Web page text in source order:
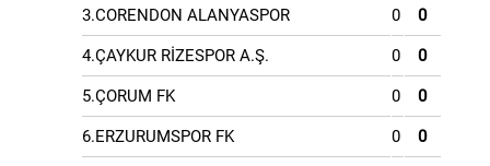
3.CORENDON ALANYASPOR 0 0
4.ÇAYKUR RİZESPOR A.Ş. 0 0
5.ÇORUM FK 0 0
6.ERZURUMSPOR FK 0 0